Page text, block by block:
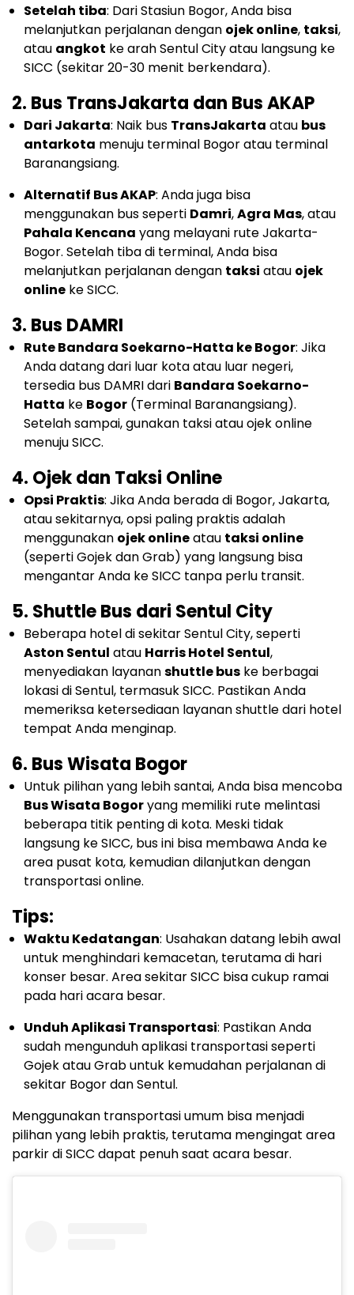
Setelah tiba: Dari Stasiun Bogor, Anda bisa
melanjutkan perjalanan dengan ojek online, taksi,
atau angkot ke arah Sentul City atau langsung ke
SICC (sekitar 20-30 menit berkendara).
2. Bus TransJakarta dan Bus AKAP
Dari Jakarta: Naik bus TransJakarta atau bus
antarkota menuju terminal Bogor atau terminal
Baranangsiang.
Alternatif Bus AKAP: Anda juga bisa
menggunakan bus seperti Damri,Agra Mas, atau
Pahala Kencana yang melayani rute Jakarta-
Bogor. Setelah tiba di terminal, Anda bisa
melanjutkan perjalanan dengan taksi atau ojek
online ke SICC.
3. Bus DAMRI
Rute Bandara Soekarno-Hatta ke Bogor: Jika
Anda datang dari luar kota atau luar negeri,
tersedia bus DAMRI dari Bandara Soekarno-
Hatta ke Bogor (Terminal Baranangsiang).
Setelah sampai, gunakan taksi atau ojek online
menuju SICC.
4. Ojek dan Taksi Online
Opsi Praktis: Jika Anda berada di Bogor, Jakarta,
atau sekitarnya, opsi paling praktis adalah
menggunakan ojek onlineatau taksi online
(seperti Gojek dan Grab) yang langsung bisa
mengantar Anda ke SICC tanpa perlu transit.
5. Shuttle Bus dari Sentul City
Beberapa hotel di sekitar Sentul City, seperti
Aston Sentul atau Harris Hotel Sentul,
menyediakan layananshuttle bus ke berbagai
lokasi di Sentul, termasuk SICC. Pastikan Anda
memeriksa ketersediaan layanan shuttle dari hotel
tempat Anda menginap.
6. Bus Wisata Bogor
Untuk pilihan yang lebih santai, Anda bisa mencoba
Bus Wisata Bogoryang memiliki rute melintasi
beberapa titik penting di kota. Meski tidak
langsung ke SICC, bus ini bisa membawa Anda ke
area pusat kota, kemudian dilanjutkan dengan
transportasi online.
Tips:
Waktu Kedatangan: Usahakan datang lebih awal
untuk menghindari kemacetan, terutama di hari
konser besar. Area sekitar SICC bisa cukup ramai
pada hari acara besar.
Unduh Aplikasi Transportasi: Pastikan Anda
sudah mengunduh aplikasi transportasi seperti
Gojek atau Grab untuk kemudahan perjalanan di
sekitar Bogor dan Sentul.
Menggunakan transportasi umum bisa menjadi
pilihan yang lebih praktis, terutama mengingat area
parkir di SICC dapat penuh saat acara besar.